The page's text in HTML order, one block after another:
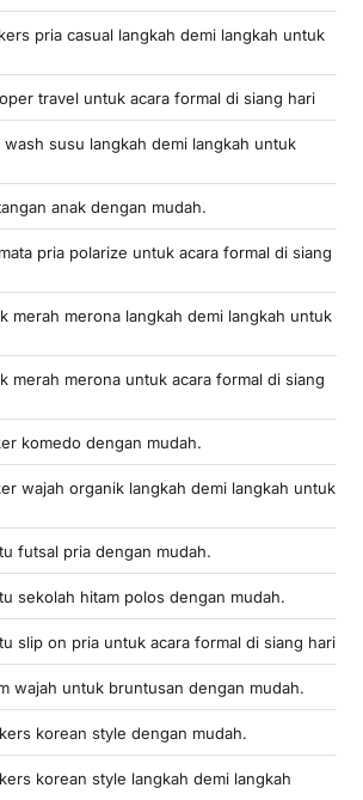
pria casual langkah demi langkah untuk
travel untuk acara formal di siang hari
susu langkah demi langkah untuk
anak dengan mudah.
pria polarize untuk acara formal di siang
merah merona langkah demi langkah untuk
merah merona untuk acara formal di siang
komedo dengan mudah.
wajah organik langkah demi langkah untuk
futsal pria dengan mudah.
sekolah hitam polos dengan mudah.
slip on pria untuk acara formal di siang hari
wajah untuk bruntusan dengan mudah.
korean style dengan mudah.
korean style langkah demi langkah